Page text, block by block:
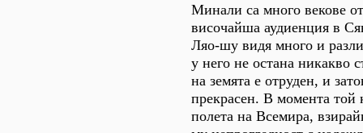
Минали са много векове
височайша аудиенция в
Ляо-шу видя много и
у него не остана никакво
на земята е отруден, и
прекрасен. В момента той
полета на Всемира,